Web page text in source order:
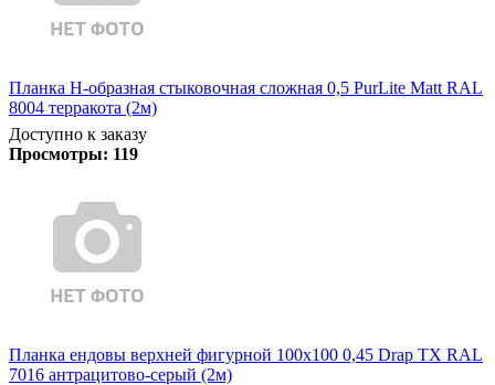
Планка Н-образная стыковочная сложная 0,5 PurLite Matt RAL
8004 терракота (2м)
Доступно к заказу
Просмотры: 119
Планка ендовы верхней фигурной 100x100 0,45 Drap TX RAL
7016 антрацитово-серый (2м)